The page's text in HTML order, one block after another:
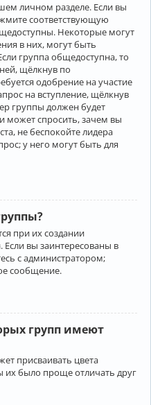
личном разделе. Если вы
соответствующую
Некоторые могут
в них, могут быть
группа общедоступна, то
щёлкнув по
одобрение на участие
на вступление, щёлкнув
группы должен будет
может спросить, зачем вы
не беспокойте лидера
у него могут быть для
при их создании
вы заинтересованы в
с администратором;
сообщение.
групп имеют
присваивать цвета
их было проще отличать друг